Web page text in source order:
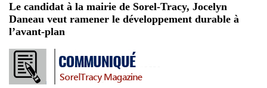
Le candidat à la mairie de Sorel-Tracy, Jocelyn
Daneau veut ramener le développement durable à
l’avant-plan